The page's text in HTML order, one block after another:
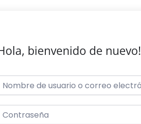
bienvenido de nuevo!